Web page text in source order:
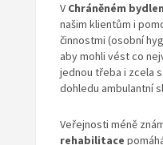
V Chráněném
našim klientům i
činnostmi (osobní
aby mohli vést co
jednou třeba i zcela
dohledu ambulantní
Veřejnosti méně
rehabilitace